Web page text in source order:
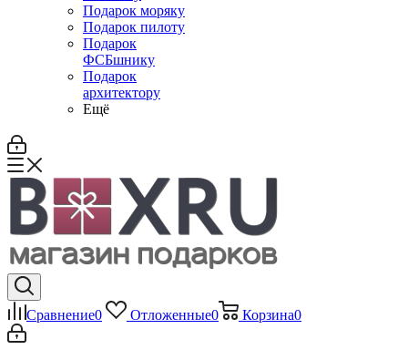
Подарок моряку
Подарок пилоту
Подарок
ФСБшнику
Подарок
архитектору
Ещё
Сравнение0 Отложенные0 Корзина0